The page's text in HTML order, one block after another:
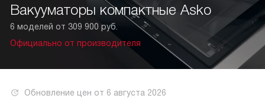
Вакууматоры компактные Asko
6 моделей от 309 900 руб.
Официально от производителя
Обновление цен от 6 августа 2026